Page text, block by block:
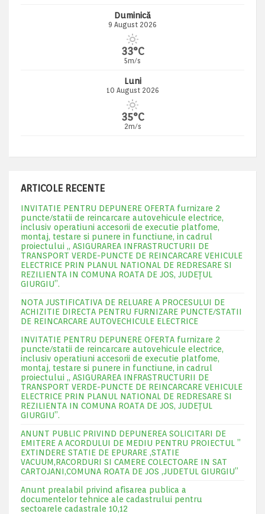
Duminică
9 August 2026
33°C
5m/s
Luni
10 August 2026
35°C
2m/s
ARTICOLE RECENTE
INVITATIE PENTRU DEPUNERE OFERTA furnizare 2
puncte/statii de reincarcare autovehicule electrice,
inclusiv operatiuni accesorii de executie platfome,
montaj, testare si punere in functiune, in cadrul
proiectului „ ASIGURAREA INFRASTRUCTURII DE
TRANSPORT VERDE-PUNCTE DE REINCARCARE VEHICULE
ELECTRICE PRIN PLANUL NATIONAL DE REDRESARE SI
REZILIENTA IN COMUNA ROATA DE JOS, JUDEŢUL
GIURGIU”.
NOTA JUSTIFICATIVA DE RELUARE A PROCESULUI DE
ACHIZITIE DIRECTA PENTRU FURNIZARE PUNCTE/STATII
DE REINCARCARE AUTOVECHICULE ELECTRICE
INVITATIE PENTRU DEPUNERE OFERTA furnizare 2
puncte/statii de reincarcare autovehicule electrice,
inclusiv operatiuni accesorii de executie platfome,
montaj, testare si punere in functiune, in cadrul
proiectului „ ASIGURAREA INFRASTRUCTURII DE
TRANSPORT VERDE-PUNCTE DE REINCARCARE VEHICULE
ELECTRICE PRIN PLANUL NATIONAL DE REDRESARE SI
REZILIENTA IN COMUNA ROATA DE JOS, JUDEŢUL
GIURGIU”.
ANUNT PUBLIC PRIVIND DEPUNEREA SOLICITARI DE
EMITERE A ACORDULUI DE MEDIU PENTRU PROIECTUL ”
EXTINDERE STATIE DE EPURARE ,STATIE
VACUUM,RACORDURI SI CAMERE COLECTOARE IN SAT
CARTOJANI,COMUNA ROATA DE JOS ,JUDETUL GIURGIU”
Anunt prealabil privind afisarea publica a
documentelor tehnice ale cadastrului pentru
sectoarele cadastrale 10,12